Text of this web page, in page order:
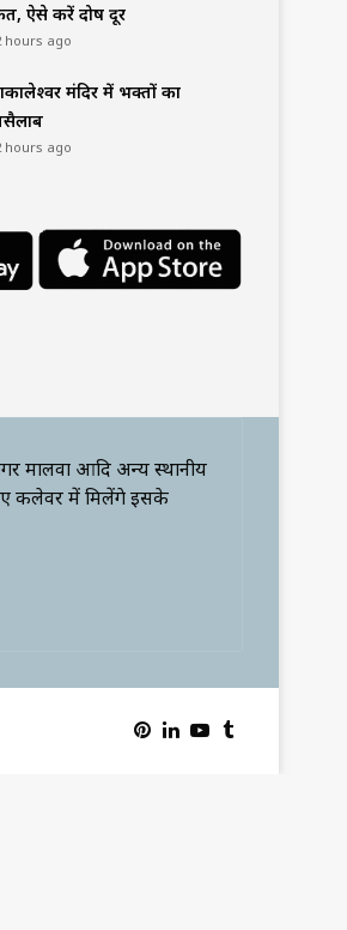
ऐसे करें दोष दूर
hours ago
मंदिर में भक्तों का
hours ago
मालवा आदि अन्य स्थानीय
कलेवर में मिलेंगे इसके
Pinterest
LinkedIn
YouTube